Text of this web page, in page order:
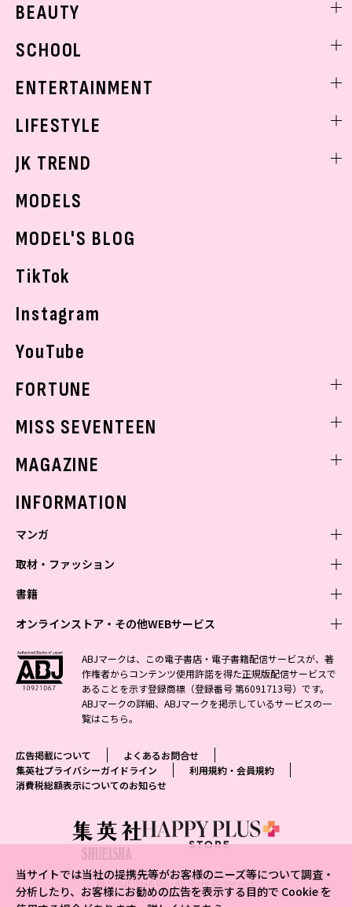
当サイトでは当社の提携先等がお客様のニーズ等について調査・
分析したり、お客様にお勧めの広告を表示する目的で Cookie を
着回し
BEAUTY
ベストコスメ
ボディケア
SCHOOL
学校ヘアメイク
ENTERTAINMENT
K-POP
LIFESTYLE
モデルの購入品
JK TREND
MODELS
MODEL'S BLOG
TikTok
Instagram
YouTube
FORTUNE
MISS SEVENTEEN
MAGAZINE
INFORMATION
マンガ
少年マンガ
Vジャンプ
最強ジャンプ
少年ジャンプ+
ジャンプTOON
ジャンプルーキー！
S-MANGA
集英社コミック文庫
青年マンガ
ZEBRACK
S-MANGA
集英社ジャンプリミックス
週刊ヤングジャンプ
ヤングジャンプ定期購読デジタル
となりのヤングジャンプ
グランドジャンプ
ウルトラジャンプ
少女マンガ
ZEBRACK
S-MANGA
集英社コミック文庫
マーガレット
別冊マーガレット
リマコミ
マンガMeets
女性マンガ
ジャンプTOON
集英社コミック文庫
マンガMee公式サイト
リマコミ
office YOU
取材・ファッション
ファッション・美容
BAILA
MAQUIA
eclat
T JAPAN
MEN'S NON-NO
集英社オンライン
芸能・情報・スポーツ
週プレNEWS
週プレ グラジャパ!
書籍
文芸・文庫・総合
小説すばる
集英社 文芸ステーション
web 集英社文庫
アジア人物史
学芸・ノンフィクション・新書
1日5分で、明日は変わる よみタイ yomitai
集英社学芸部 - 学芸・ノンフィクション
集英社ビジネス書
集英社新書プラス - 知の水先案内人
kotoba
情報・知識＆オピニオン imidas
ライトノベル・ノベライズ
集英社オレンジ文庫
JUMP j-BOOKS
ダッシュエックス文庫公式サイト
集英社Webマガジン コバルト
集英社の児童図書 S-KIDS.LAND
オンラインストア・その他WEBサービス
オンラインストア
OTO
SHUEISHA MANGA-ART HERITAGE
ジャンプキャラクターズストア
HAPPY PLUS STORE
SHUEISHA VOX
LEEマルシェ
eclat premium
mirabella homme
その他WEBサービス
集英社アドナビ
集英社エディターズ・ラボ
ABJマークは、この電子書店・電子書籍配信サービスが、著
作権者からコンテンツ使用許諾を得た正規版配信サービスで
あることを示す登録商標（登録番号 第6091713号）です。
ABJマークの詳細、ABJマークを掲示しているサービスの一
覧はこちら。
広告掲載について
よくあるお問合せ
集英社プライバシーガイドライン
利用規約・会員規約
消費税総額表示についてのお知らせ
© SHUEISHA Inc. All Right Reserved.